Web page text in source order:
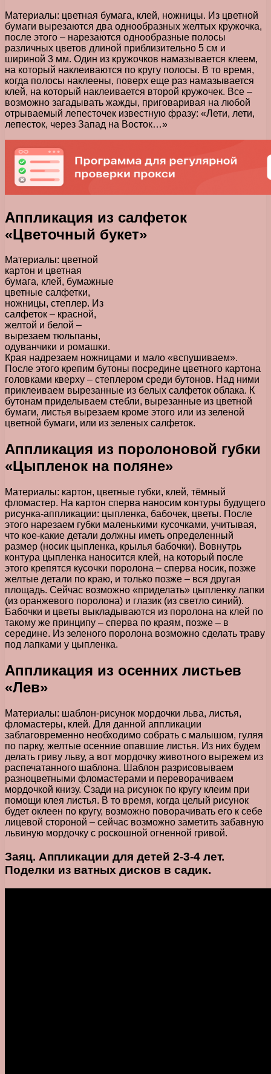
Материалы: цветная бумага, клей, ножницы. Из цветной
бумаги вырезаются два однообразных желтых кружочка,
после этого – нарезаются однообразные полосы
различных цветов длиной приблизительно 5 см и
шириной 3 мм. Один из кружочков намазывается клеем,
на который наклеиваются по кругу полосы. В то время,
когда полосы наклеены, поверх еще раз намазывается
клей, на который наклеивается второй кружочек. Все –
возможно загадывать жажды, приговаривая на любой
отрываемый лепесточек известную фразу: «Лети, лети,
лепесток, через Запад на Восток…»
Аппликация из салфеток
«Цветочный букет»
Материалы: цветной
картон и цветная
бумага, клей, бумажные
цветные салфетки,
ножницы, степлер. Из
салфеток – красной,
желтой и белой –
вырезаем тюльпаны,
одуванчики и ромашки.
Края надрезаем ножницами и мало «вспушиваем».
После этого крепим бутоны посредине цветного картона
головками кверху – степлером среди бутонов. Над ними
приклеиваем вырезанные из белых салфеток облака. К
бутонам приделываем стебли, вырезанные из цветной
бумаги, листья вырезаем кроме этого или из зеленой
цветной бумаги, или из зеленых салфеток.
Аппликация из поролоновой губки
«Цыпленок на поляне»
Материалы: картон, цветные губки, клей, тёмный
фломастер. На картон сперва наносим контуры будущего
рисунка-аппликации: цыпленка, бабочек, цветы. После
этого нарезаем губки маленькими кусочками, учитывая,
что кое-какие детали должны иметь определенный
размер (носик цыпленка, крылья бабочки). Вовнутрь
контура цыпленка наносится клей, на который после
этого крепятся кусочки поролона – сперва носик, позже
желтые детали по краю, и только позже – вся другая
площадь. Сейчас возможно «приделать» цыпленку лапки
(из оранжевого поролона) и глазик (из светло синий).
Бабочки и цветы выкладываются из поролона на клей по
такому же принципу – сперва по краям, позже – в
середине. Из зеленого поролона возможно сделать траву
под лапками у цыпленка.
Аппликация из осенних листьев
«Лев»
Материалы: шаблон-рисунок мордочки льва, листья,
фломастеры, клей. Для данной аппликации
заблаговременно необходимо собрать с малышом, гуляя
по парку, желтые осенние опавшие листья. Из них будем
делать гриву льву, а вот мордочку животного вырежем из
распечатанного шаблона. Шаблон разрисовываем
разноцветными фломастерами и переворачиваем
мордочкой книзу. Сзади на рисунок по кругу клеим при
помощи клея листья. В то время, когда целый рисунок
будет оклеен по кругу, возможно поворачивать его к себе
лицевой стороной – сейчас возможно заметить забавную
львиную мордочку с роскошной огненной гривой.
Заяц. Аппликации для детей 2-3-4 лет.
Поделки из ватных дисков в садик.